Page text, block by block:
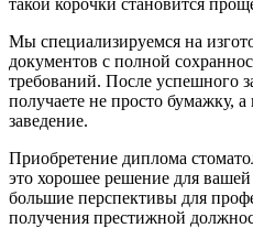
Мы специализируемся на
документов с полной
требований. После успешного
получаете не просто бумажку,
заведение.
Приобретение диплома
это хорошее решение для
большие перспективы для
получения престижной